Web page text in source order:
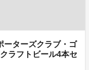
ーターズクラブ・ゴ
ラフトビール4本セ